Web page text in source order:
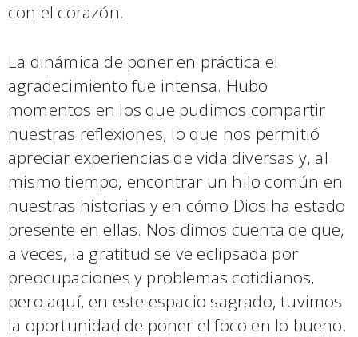
con el corazón.
La dinámica de poner en práctica el
agradecimiento fue intensa. Hubo
momentos en los que pudimos compartir
nuestras reflexiones, lo que nos permitió
apreciar experiencias de vida diversas y, al
mismo tiempo, encontrar un hilo común en
nuestras historias y en cómo Dios ha estado
presente en ellas. Nos dimos cuenta de que,
a veces, la gratitud se ve eclipsada por
preocupaciones y problemas cotidianos,
pero aquí, en este espacio sagrado, tuvimos
la oportunidad de poner el foco en lo bueno.